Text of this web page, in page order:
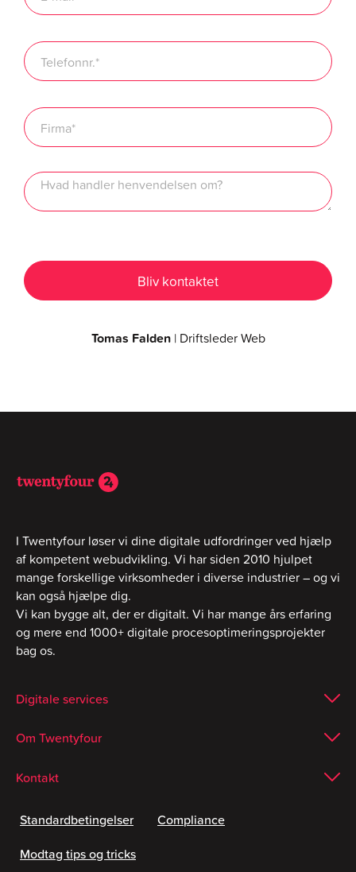
Tomas Falden| Driftsleder Web
I Twentyfour løser vi dine digitale udfordringer ved hjælp
af kompetent webudvikling. Vi har siden 2010 hjulpet
mange forskellige virksomheder i diverse industrier – og vi
kan også hjælpe dig.
Vi kan bygge alt, der er digitalt. Vi har mange års erfaring
og mere end 1000+ digitale procesoptimeringsprojekter
bag os.
Digitale services
Om Twentyfour
Kontakt
Standardbetingelser
Compliance
Modtag tips og tricks